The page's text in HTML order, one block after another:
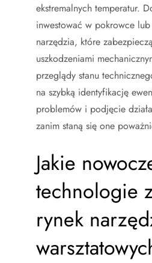
ekstremalnych temperatur.
inwestować w pokrowce lub
narzędzia, które
uszkodzeniami
przeglądy stanu
na szybką identyfikację
problemów i podjęcie
zanim staną się one
Jakie
technologie
rynek